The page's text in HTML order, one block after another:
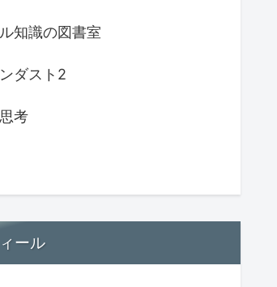
知識の図書室
ダスト2
考
ール